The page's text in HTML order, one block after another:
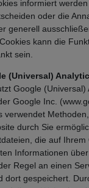
informiert
oder die
generell
kann die
sein.
(Universal)
Google (Universal)
Google Inc.
verwendet
durch Sie
die auf
Informationen
Regel an einen
dort gespeichert.